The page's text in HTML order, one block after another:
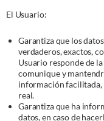
El Usuario:
Garantiza que los
verdaderos, exactos,
Usuario responde de
comunique y
información facilitada,
real.
Garantiza que ha
datos, en caso de